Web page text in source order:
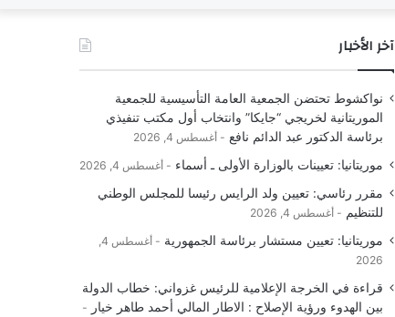
آخر الأخبار
نواكشوط تحتضن الجمعية العامة التأسيسية للجمعية
الموريتانية لخريجي “جايكا” وانتخاب أول مكتب تنفيذي
برئاسة الدكتور عبد الدائم نافع
أغسطس 4, 2026
موريتانيا: تعيينات بالوزارة الأولى ـ أسماء أغسطس 4, 2026
مقرر رئاسي: تعيين ولد الرايس رئيسا للمجلس الوطني
للتنظيم
أغسطس 4, 2026
موريتانيا: تعيين مستشار برئاسة الجمهورية
أغسطس 4,
2026
قراءة في الخرجة الإعلامية للرئيس غزواني: خطاب الدولة
بين الهدوء ورؤية الإصلاح : الاطار المالي أحمد طاهر خيار